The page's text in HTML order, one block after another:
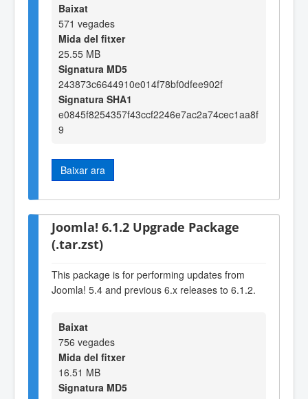
Baixat
571 vegades
Mida del fitxer
25.55 MB
Signatura MD5
243873c6644910e014f78bf0dfee902f
Signatura SHA1
e0845f8254357f43ccf2246e7ac2a74cec1aa8f
9
Baixar ara
Joomla! 6.1.2 Upgrade Package
(.tar.zst)
This package is for performing updates from
Joomla! 5.4 and previous 6.x releases to 6.1.2.
Baixat
756 vegades
Mida del fitxer
16.51 MB
Signatura MD5